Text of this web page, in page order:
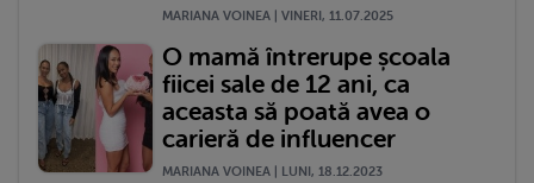
MARIANA VOINEA | VINERI, 11.07.2025
O mamă întrerupe școala
fiicei sale de 12 ani, ca
aceasta să poată avea o
carieră de influencer
MARIANA VOINEA | LUNI, 18.12.2023